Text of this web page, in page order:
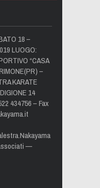
18 –
LUOGO:
“CASA
–
KARATE
14
434756 – Fax
—